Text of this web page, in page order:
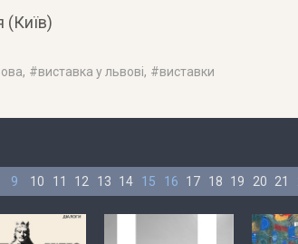
(Київ)
, #виставка у львові, #виставки
9 10 11 12 13 14 15 16 17 18 19 20 21